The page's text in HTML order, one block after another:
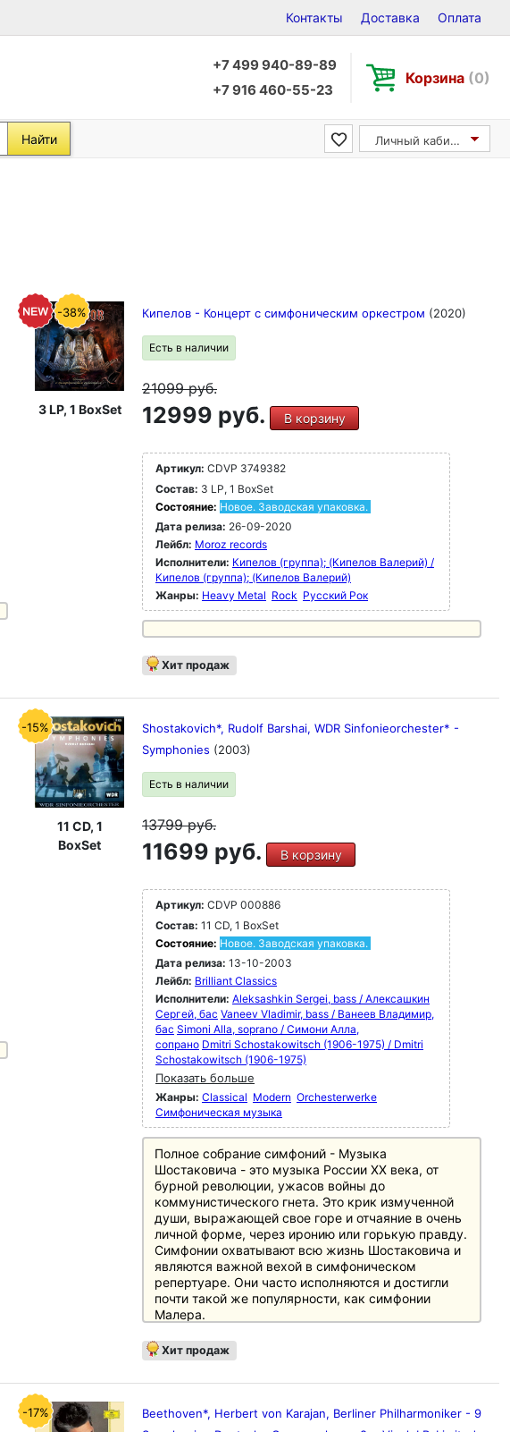
Контакты Доставка Оплата
+7 499 940-89-89
+7 916 460-55-23
Корзина (0)
Найти Личный кабинет
-38%
3 LP, 1 BoxSet
Кипелов - Концерт с симфоническим оркестром (2020)
Есть в наличии
21099руб.
12999 руб. В корзину
Артикул: CDVP 3749382
Состав: 3 LP, 1 BoxSet
Состояние: Новое. Заводская упаковка.
Дата релиза: 26-09-2020
Лейбл: Moroz records
Исполнители: Кипелов (группа); (Кипелов Валерий) /
Кипелов (группа); (Кипелов Валерий)
Жанры: Heavy Metal Rock Русский Рок
Хит продаж
-15%
11 CD, 1
BoxSet
Shostakovich*, Rudolf Barshai, WDR Sinfonieorchester* -
Symphonies (2003)
Есть в наличии
13799руб.
11699 руб. В корзину
Артикул: CDVP 000886
Состав: 11 CD, 1 BoxSet
Состояние: Новое. Заводская упаковка.
Дата релиза: 13-10-2003
Лейбл: Brilliant Classics
Исполнители: Aleksashkin Sergei, bass / Алексашкин
Сергей, бас Vaneev Vladimir, bass / Ванеев Владимир,
бас Simoni Alla, soprano / Симони Алла,
сопрано Dmitri Schostakowitsch (1906-1975) / Dmitri
Schostakowitsch (1906-1975)
Показать больше
Жанры: Classical Modern Orchesterwerke
Симфоническая музыка
Полное собрание симфоний - Музыка
Шостаковича - это музыка России XX века, от
бурной революции, ужасов войны до
коммунистического гнета. Это крик измученной
души, выражающей свое горе и отчаяние в очень
личной форме, через иронию или горькую правду.
Симфонии охватывают всю жизнь Шостаковича и
являются важной вехой в симфоническом
репертуаре. Они часто исполняются и достигли
почти такой же популярности, как симфонии
Малера.
Дополнительная информация:
- Великолепная запись российского дирижера
композитором и дирижировавшего 14-й
симфонией.
Хит продаж
-17%
Beethoven*, Herbert von Karajan, Berliner Philharmoniker - 9